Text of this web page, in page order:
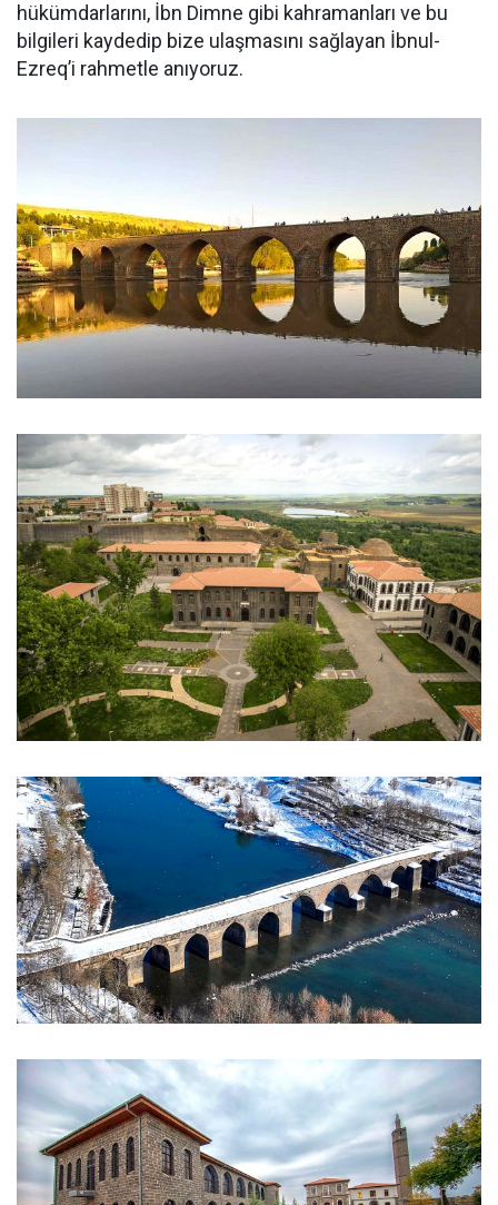
hükümdarlarını, İbn Dimne gibi kahramanları ve bu
bilgileri kaydedip bize ulaşmasını sağlayan İbnul-
Ezreq’i rahmetle anıyoruz.